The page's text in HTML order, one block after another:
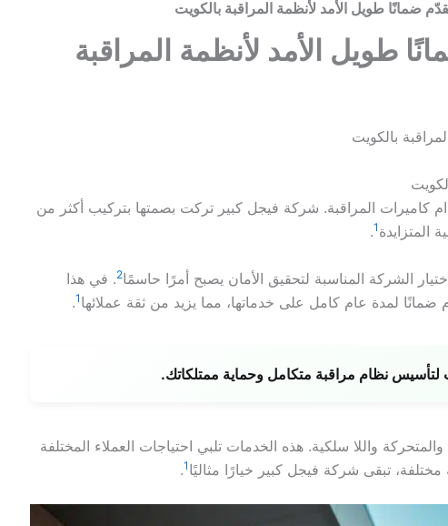
طويل الأمد لأنظمة المراقبة
استخدام كاميرات المراقبة. شركة فيجل كبير تركت بصمتها بتركيب أكثر من
1
.
الشركة المناسبة لتحقيق الأمان يصبح أمرًا حاسمًا2. في هذا
لمدة عام كامل على خدماتها، مما يزيد من ثقة عملائها 1
.
نظام مراقبة متكامل وحماية ممتلكاتك.
واللا سلكية. هذه الخدمات تلبي احتياجات العملاء المختلفة
1
.